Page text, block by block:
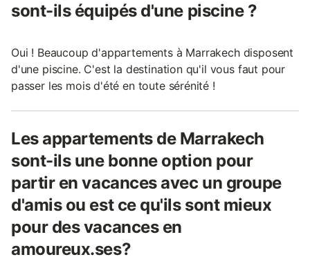
sont-ils équipés d'une piscine ?
Oui ! Beaucoup d'appartements à Marrakech disposent
d'une piscine. C'est la destination qu'il vous faut pour
passer les mois d'été en toute sérénité !
Les appartements de Marrakech
sont-ils une bonne option pour
partir en vacances avec un groupe
d'amis ou est ce qu'ils sont mieux
pour des vacances en
amoureux.ses?